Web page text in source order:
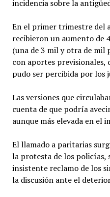
incidencia sobre la
En el primer trimestre del
recibieron un aumento de
(una de 3 mil y otra de mil
con aportes previsionales,
pudo ser percibida por los
Las versiones que
cuenta de que podría
aunque más elevada en el
El llamado a paritarias
la protesta de los policías,
insistente reclamo de los
la discusión ante el